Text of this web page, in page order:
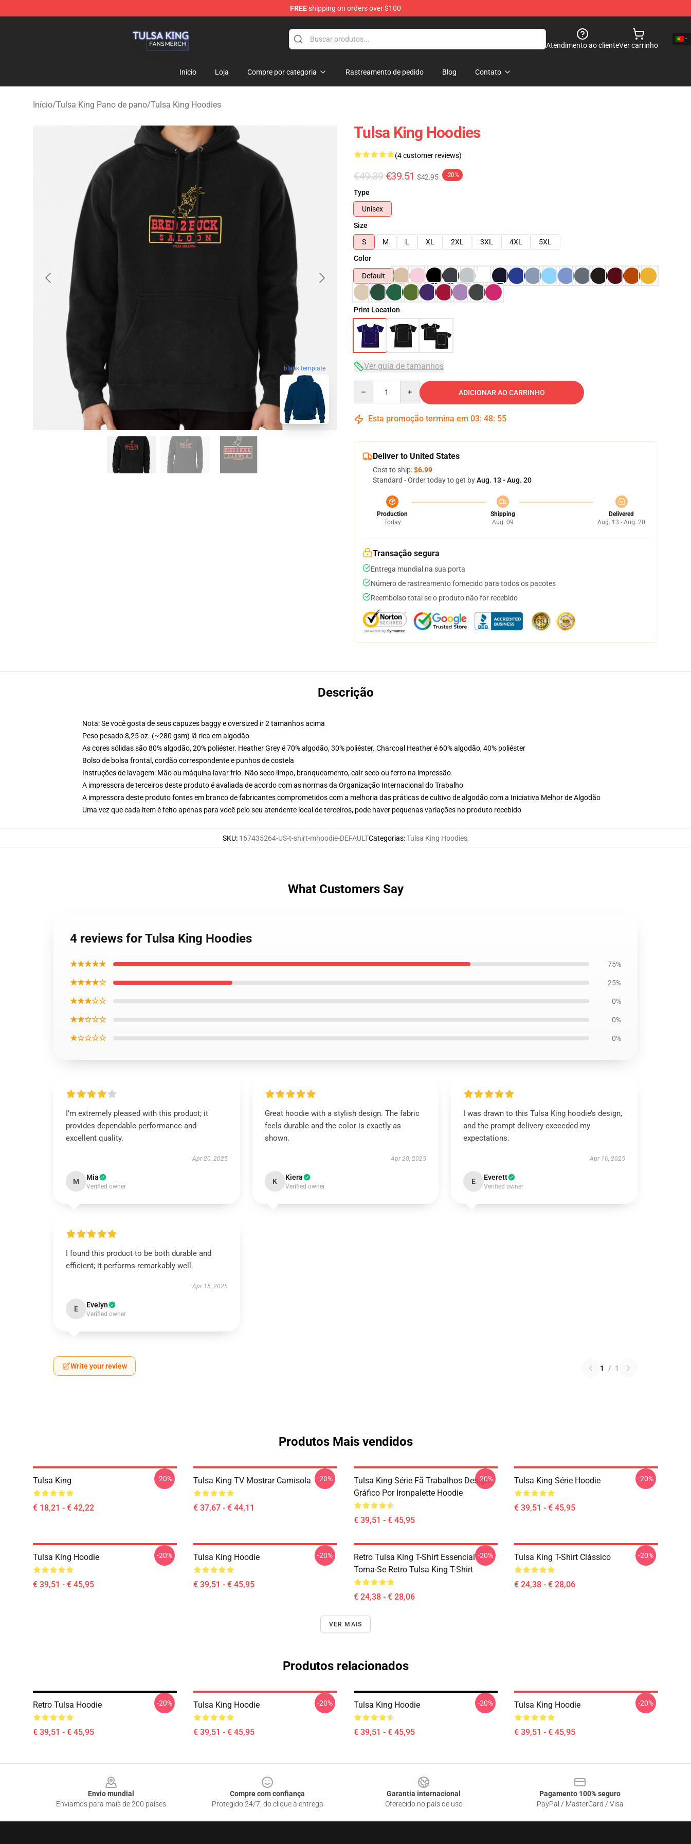
FREEshipping on orders over $100
Atendimento ao clienteVer carrinho
Início Loja Compre por categoria Rastreamento de pedido Blog Contato
Início/Tulsa King Pano de pano/Tulsa King Hoodies
blank template
Tulsa King Hoodies
(4 customer reviews)
€49.39 €39.51 $42.95 -20%
Type
Unisex
Size
S
M L XL 2XL 3XL 4XL
5XL
Color
Default
Print Location
Ver guia de tamanhos
ADICIONAR AO CARRINHO
Esta promoção termina em 03: 48: 54
Deliver to United States
Cost to ship:$6.99
Standard - Order today to get byAug. 13 - Aug. 20
Production
Today
Shipping
Aug. 09
Delivered
Aug. 13 - Aug. 20
Transação segura
Entrega mundial na sua porta
Número de rastreamento fornecido para todos os pacotes
Reembolso total se o produto não for recebido
Descrição
Nota: Se você gosta de seus capuzes baggy e oversized ir 2 tamanhos acima
Peso pesado 8,25 oz. (~280 gsm) lã rica em algodão
As cores sólidas são 80% algodão, 20% poliéster. Heather Grey é 70% algodão, 30% poliéster. Charcoal Heather é 60% algodão, 40% poliéster
Bolso de bolsa frontal, cordão correspondente e punhos de costela
Instruções de lavagem: Mão ou máquina lavar frio. Não seco limpo, branqueamento, cair seco ou ferro na impressão
A impressora de terceiros deste produto é avaliada de acordo com as normas da Organização Internacional do Trabalho
A impressora deste produto fontes em branco de fabricantes comprometidos com a melhoria das práticas de cultivo de algodão com a Iniciativa Melhor de Algodão
Uma vez que cada item é feito apenas para você pelo seu atendente local de terceiros, pode haver pequenas variações no produto recebido
SKU: 167435264-US-t-shirt-mhoodie-DEFAULTCategorias:Tulsa King Hoodies,
What Customers Say
4 reviews for Tulsa King Hoodies
★★★★★ 75%
★★★★☆ 25%
★★★☆☆ 0%
★★☆☆☆ 0%
★☆☆☆☆ 0%
I’m extremely pleased with this product; it
provides dependable performance and
excellent quality.
Apr 20, 2025
M Mia
Verified owner
Great hoodie with a stylish design. The fabric
feels durable and the color is exactly as
shown.
Apr 20, 2025
K Kiera
Verified owner
I was drawn to this Tulsa King hoodie’s design,
and the prompt delivery exceeded my
expectations.
Apr 16, 2025
E Everett
Verified owner
I found this product to be both durable and
efficient; it performs remarkably well.
Apr 15, 2025
E Evelyn
Verified owner
Write your review 1 / 1
Produtos Mais vendidos
Tulsa King
€ 18,21 - € 42,22
-20% Tulsa King TV Mostrar Camisola
€ 37,67 - € 44,11
-20%
Tulsa King Série Fã Trabalhos Design
Gráfico Por Ironpalette Hoodie
€ 39,51 - € 45,95
-20% Tulsa King Série Hoodie
€ 39,51 - € 45,95
-20%
Tulsa King Hoodie
€ 39,51 - € 45,95
-20% Tulsa King Hoodie
€ 39,51 - € 45,95
-20%
Retro Tulsa King T-Shirt Essencial
Torna-Se Retro Tulsa King T-Shirt
€ 24,38 - € 28,06
-20% Tulsa King T-Shirt Clássico
€ 24,38 - € 28,06
-20%
VER MAIS
Produtos relacionados
Retro Tulsa Hoodie
€ 39,51 - € 45,95
-20% Tulsa King Hoodie
€ 39,51 - € 45,95
-20% Tulsa King Hoodie
€ 39,51 - € 45,95
-20% Tulsa King Hoodie
€ 39,51 - € 45,95
-20%
Envio mundial
Enviamos para mais de 200 países
Compre com confiança
Protegido 24/7, do clique à entrega
Garantia internacional
Oferecido no país de uso
Pagamento 100% seguro
PayPal / MasterCard / Visa